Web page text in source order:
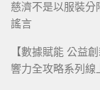
慈濟不是以服裝
謠言
【數據賦能 公益
響力全攻略系列線